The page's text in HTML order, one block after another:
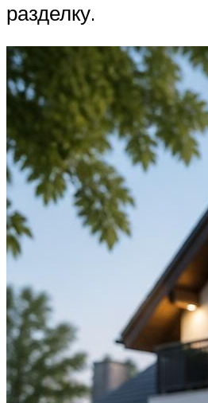
разделку.